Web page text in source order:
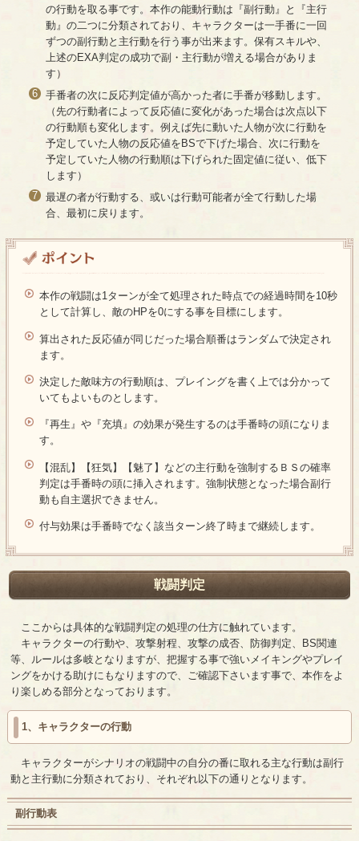
の行動を取る事です。本作の能動行動は『副行動』と『主行
動』の二つに分類されており、キャラクターは一手番に一回
ずつの副行動と主行動を行う事が出来ます。保有スキルや、
上述のEXA判定の成功で副・主行動が増える場合がありま
す）
手番者の次に反応判定値が高かった者に手番が移動します。
（先の行動者によって反応値に変化があった場合は次点以下
の行動順も変化します。例えば先に動いた人物が次に行動を
予定していた人物の反応値をBSで下げた場合、次に行動を
予定していた人物の行動順は下げられた固定値に従い、低下
します）
最遅の者が行動する、或いは行動可能者が全て行動した場
合、最初に戻ります。
本作の戦闘は1ターンが全て処理された時点での経過時間を10秒
として計算し、敵のHPを0にする事を目標にします。
算出された反応値が同じだった場合順番はランダムで決定され
ます。
決定した敵味方の行動順は、プレイングを書く上では分かって
いてもよいものとします。
『再生』や『充填』の効果が発生するのは手番時の頭になりま
す。
【混乱】【狂気】【魅了】などの主行動を強制するＢＳの確率
判定は手番時の頭に挿入されます。強制状態となった場合副行
動も自主選択できません。
付与効果は手番時でなく該当ターン終了時まで継続します。
戦闘判定
ここからは具体的な戦闘判定の処理の仕方に触れています。
キャラクターの行動や、攻撃射程、攻撃の成否、防御判定、BS関連
等、ルールは多岐となりますが、把握する事で強いメイキングやプレイ
ングをかける助けにもなりますので、ご確認下さいます事で、本作をよ
り楽しめる部分となっております。
1、キャラクターの行動
キャラクターがシナリオの戦闘中の自分の番に取れる主な行動は副行
動と主行動に分類されており、それぞれ以下の通りとなります。
副行動表